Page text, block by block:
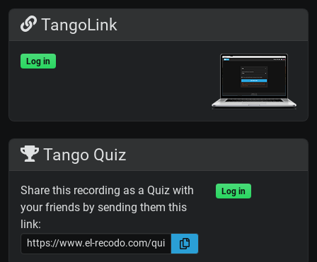
TangoLink
Log in
Tango Quiz
Share this recording as a Quiz with
your friends by sending them this
link:
Log in